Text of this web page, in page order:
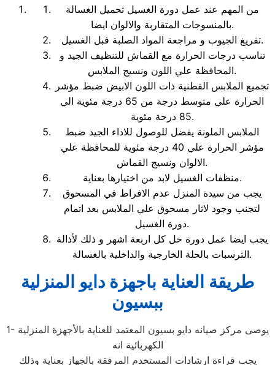
من المهم عند عمل دورة الغسيل تحميل الغسالة
بالمنسوجات المتقاربة والالوان ايضا.
تفريغ الجيوب و مراجعة المواد الصلبة فبل الغسيل.
تناسب درجات الحرارة مع القماش للتنظيف الجيد و
المحافظة علي اللون ونسيج الملابس.
تجميع الملابس القطنية ذات اللون الابيض ضبط مؤشر
الحرارة علي متوسط درجة من 65 درجة مئوية الي
85 درحة مئوية.
الملابس الملونة يفضل للوصول للاداء الجيد ضبط
مؤشر الحرارة علي 40 درجة مئوية للمحافظة علي
الالوان ونسيج القماش.
منظفات الغسيل لابد من اختيارها بعناية.
يجب من سيدة المنزل عدم الافراط في المسحوق
لتجنب وجود لاثار مسحوق علي الملابس بعد اتمام
دورة الغسيل.
يجب ايضا عمل دورة خل كل اربعة اشهر و ذلك لأذالة
الترسبات بالحلة الخارجية والداخلية بالغسالة.
طريقة العناية باجهزة دايو المنزلية
ببسيون
1- يوصى مركز صيانه دايو بسيون المعتمد للعناية بالأجهزة المنزلية
الكهربائية انه
يجب قراءة ارشادات المستخدم المرفقة بالجهاز بعناية وذلك